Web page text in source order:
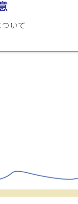
いて